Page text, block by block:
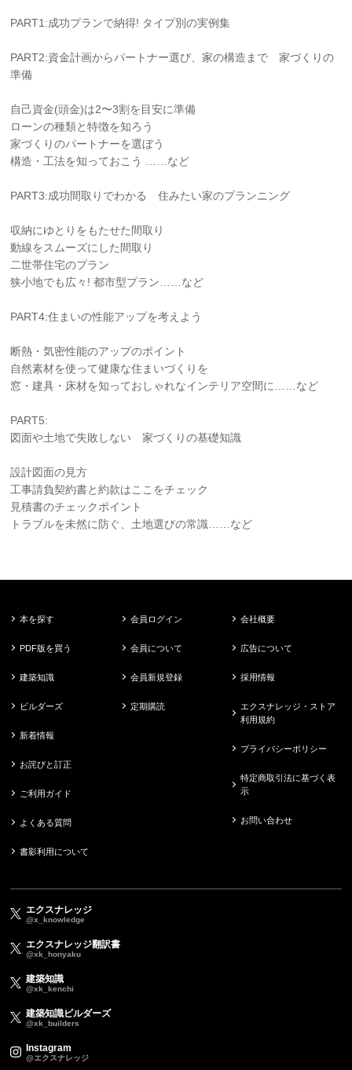
PART1:成功プランで納得! タイプ別の実例集
PART2:資金計画からパートナー選び、家の構造まで 家づくりの
準備
自己資金(頭金)は2〜3割を目安に準備
ローンの種類と特徴を知ろう
家づくりのパートナーを選ぼう
構造・工法を知っておこう ……など
PART3:成功間取りでわかる 住みたい家のプランニング
収納にゆとりをもたせた間取り
動線をスムーズにした間取り
二世帯住宅のプラン
狭小地でも広々! 都市型プラン……など
PART4:住まいの性能アップを考えよう
断熱・気密性能のアップのポイント
自然素材を使って健康な住まいづくりを
窓・建具・床材を知っておしゃれなインテリア空間に……など
PART5:
図面や土地で失敗しない 家づくりの基礎知識
設計図面の見方
工事請負契約書と約款はここをチェック
見積書のチェックポイント
トラブルを未然に防ぐ、土地選びの常識……など
本を探す
PDF版を買う
建築知識
ビルダーズ
新着情報
お詫びと訂正
ご利用ガイド
よくある質問
書影利用について
会員ログイン
会員について
会員新規登録
定期購読
会社概要
広告について
採用情報
エクスナレッジ・ストア
利用規約
プライバシーポリシー
特定商取引法に基づく表
示
お問い合わせ
エクスナレッジ
@x_knowledge
エクスナレッジ翻訳書
@xk_honyaku
建築知識
@xk_kenchi
建築知識ビルダーズ
@xk_builders
Instagram
@エクスナレッジ